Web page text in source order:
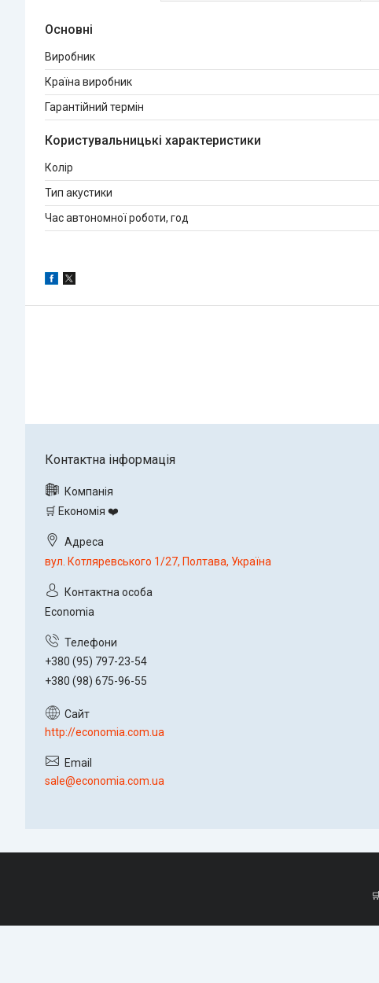
Основні
Виробник
Країна виробник
Гарантійний термін
Користувальницькі характеристики
Колір
Тип акустики
Час автономної роботи, год
🛒 Економія ❤️
вул. Котляревського 1/27, Полтава, Україна
Economia
+380 (95) 797-23-54
+380 (98) 675-96-55
http://economia.com.ua
sale@economia.com.ua